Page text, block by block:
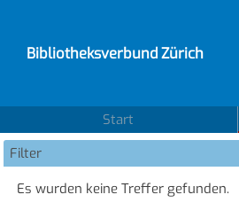
Bibliotheksverbund Zürich
Start
Filter
Es wurden keine Treffer gefunden.